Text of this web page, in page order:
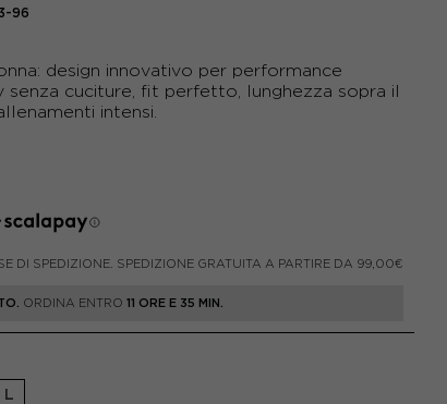
96
design innovativo per performance
senza cuciture, fit perfetto, lunghezza sopra il
intensi.
DI SPEDIZIONE. SPEDIZIONE GRATUITA A PARTIRE DA 99,00€
ORDINA ENTRO 11 ORE E 35 MIN.
L